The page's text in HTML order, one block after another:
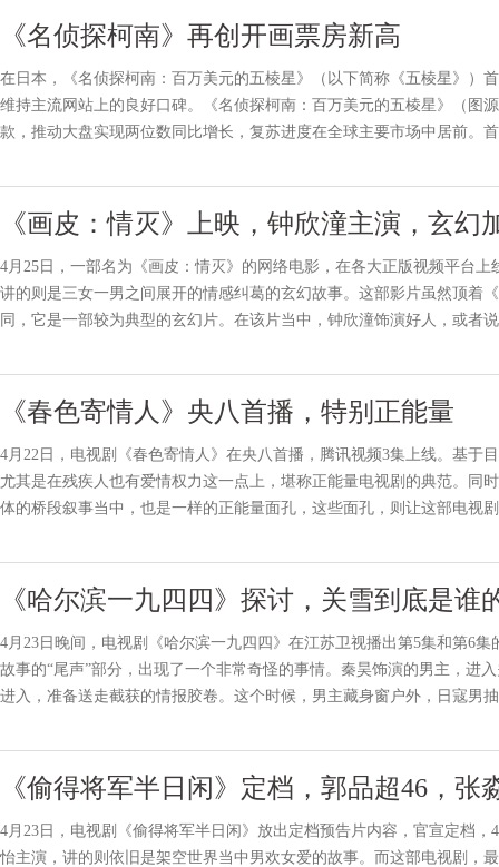
《名侦探柯南》再创开画票房新高
在日本，《名侦探柯南：百万美元的五棱星》（以下简称《五棱星》）
维持主流网站上的良好口碑。《名侦探柯南：百万美元的五棱星》（图
款，推动大盘实现两位数同比增长，复苏进度在全球主要市场中居前。
《画皮：情灭》上映，钟欣潼主演，玄幻
4月25日，一部名为《画皮：情灭》的网络电影，在各大正版视频平台
讲的则是三女一男之间展开的情感纠葛的玄幻故事。这部影片虽然顶着
同，它是一部较为典型的玄幻片。在该片当中，钟欣潼饰演好人，或者
《春色寄情人》央八首播，特别正能量
4月22日，电视剧《春色寄情人》在央八首播，腾讯视频3集上线。基于
尤其是在残疾人也有爱情权力这一点上，堪称正能量电视剧的典范。同
体的桥段叙事当中，也是一样的正能量面孔，这些面孔，则让这部电视
《哈尔滨一九四四》探讨，关雪到底是谁
4月23日晚间，电视剧《哈尔滨一九四四》在江苏卫视播出第5集和第6
故事的“尾声”部分，出现了一个非常奇怪的事情。秦昊饰演的男主，进
进入，准备送走截获的情报胶卷。这个时候，男主藏身窗户外，日寇男
《偷得将军半日闲》定档，郭品超46，张
4月23日，电视剧《偷得将军半日闲》放出定档预告片内容，官宣定档
怡主演，讲的则依旧是架空世界当中男欢女爱的故事。而这部电视剧，